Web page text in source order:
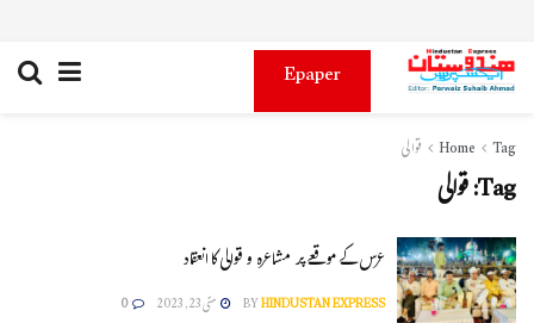
Epaper
Home Tag قوالی
Tag:قوالی
عرس کے موقعے پر مشاعرہ و قوالی کا انعقاد
BYHINDUSTAN EXPRESS مئی 23, 2023 0